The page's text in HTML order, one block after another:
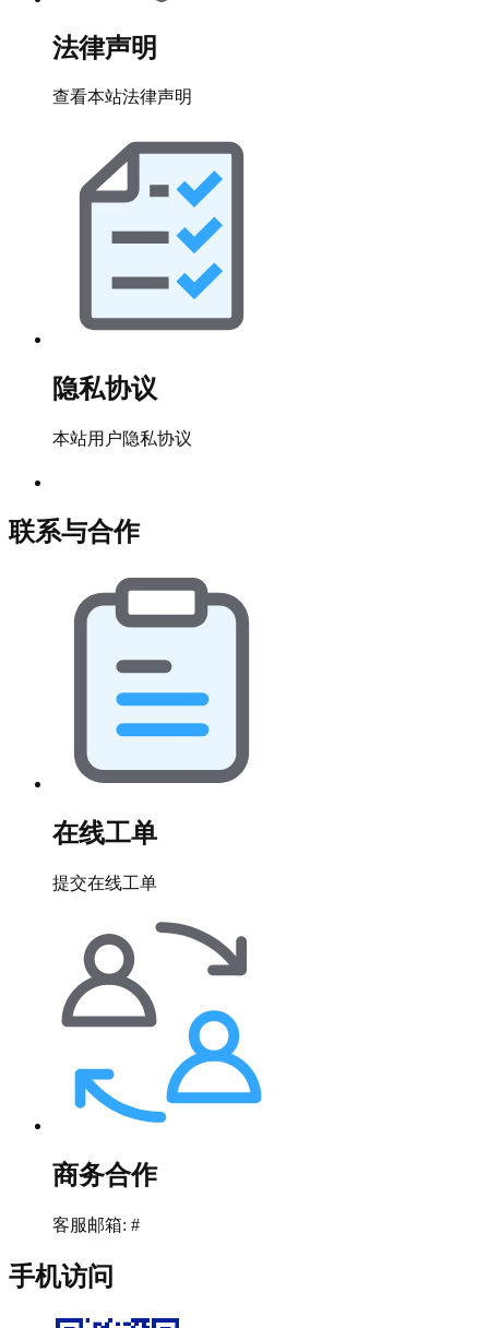
法律声明
查看本站法律声明
隐私协议
本站用户隐私协议
联系与合作
在线工单
提交在线工单
商务合作
客服邮箱: #
手机访问